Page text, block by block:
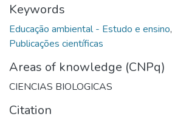
Keywords
Educação ambiental - Estudo e ensino,
Publicações científicas
Areas of knowledge (CNPq)
CIENCIAS BIOLOGICAS
Citation